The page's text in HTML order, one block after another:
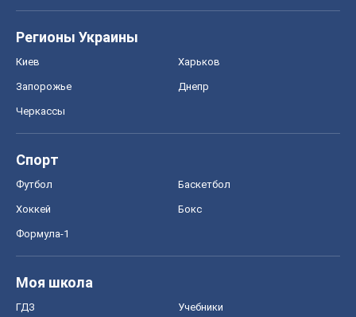
Регионы Украины
Киев Харьков
Запорожье Днепр
Черкассы
Спорт
Футбол Баскетбол
Хоккей Бокс
Формула-1
Моя школа
ГДЗ Учебники